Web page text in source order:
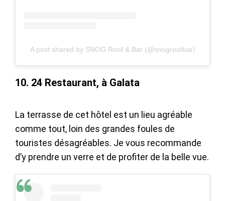
A post shared by SNOG Roof & Bar (@snogroofbar)
10. 24 Restaurant, à Galata
La terrasse de cet hôtel est un lieu agréable
comme tout, loin des grandes foules de
touristes désagréables. Je vous recommande
d’y prendre un verre et de profiter de la belle vue.